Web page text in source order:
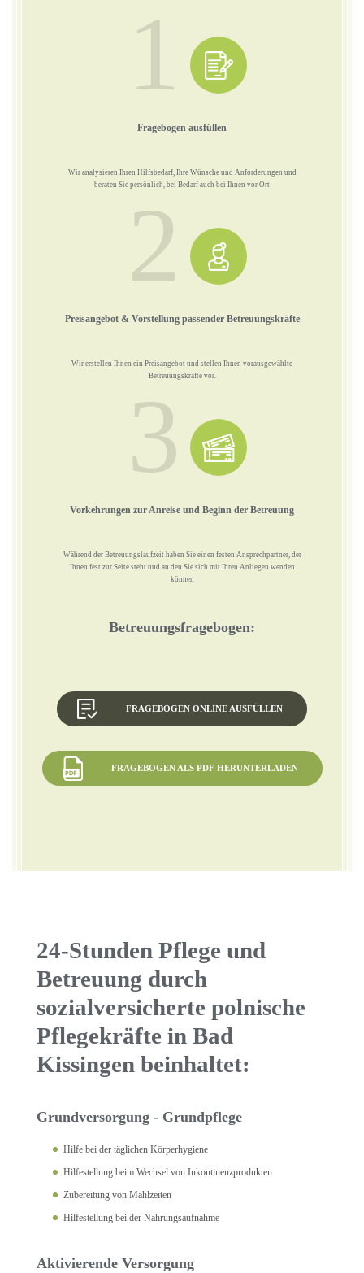
1
Fragebogen ausfüllen
Wir analysieren Ihren Hilfsbedarf, Ihre Wünsche und Anforderungen und
beraten Sie persönlich, bei Bedarf auch bei Ihnen vor Ort
2
Preisangebot & Vorstellung passender Betreuungskräfte
Wir erstellen Ihnen ein Preisangebot und stellen Ihnen vorausgewählte
Betreuungskräfte vor.
3
Vorkehrungen zur Anreise und Beginn der Betreuung
Während der Betreuungslaufzeit haben Sie einen festen Ansprechpartner, der
Ihnen fest zur Seite steht und an den Sie sich mit Ihren Anliegen wenden
können
Betreuungsfragebogen:
FRAGEBOGEN ONLINE AUSFÜLLEN
FRAGEBOGEN ALS PDF HERUNTERLADEN
24-Stunden Pflege und
Betreuung durch
sozialversicherte polnische
Pflegekräfte in Bad
Kissingen beinhaltet:
Grundversorgung - Grundpflege
Hilfe bei der täglichen Körperhygiene
Hilfestellung beim Wechsel von Inkontinenzprodukten
Zubereitung von Mahlzeiten
Hilfestellung bei der Nahrungsaufnahme
Aktivierende Versorgung